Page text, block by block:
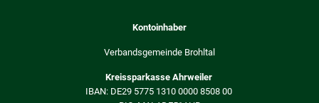
Kontoinhaber
Verbandsgemeinde Brohltal
Kreissparkasse Ahrweiler
IBAN: DE29 5775 1310 0000 8508 00